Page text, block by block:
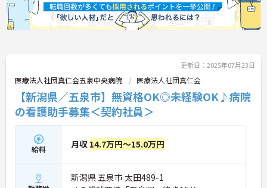
更新日：2025年07月23日
医療法人社団真仁会五泉中央病院 医療法人社団真仁会
【新潟県／五泉市】無資格OK◎未経験OK♪病院
の看護助手募集＜契約社員＞
給料 月収 14.7万円～15.0万円
新潟県 五泉市 太田489-1